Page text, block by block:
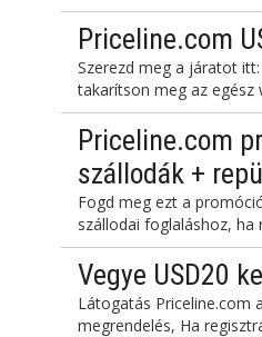
Priceline.com
Szerezd meg a járatot
takarítson meg az egész
Priceline.com
szállodák +
Fogd meg ezt a
szállodai foglaláshoz, ha
Vegye USD20
Látogatás Priceline.com
megrendelés, Ha